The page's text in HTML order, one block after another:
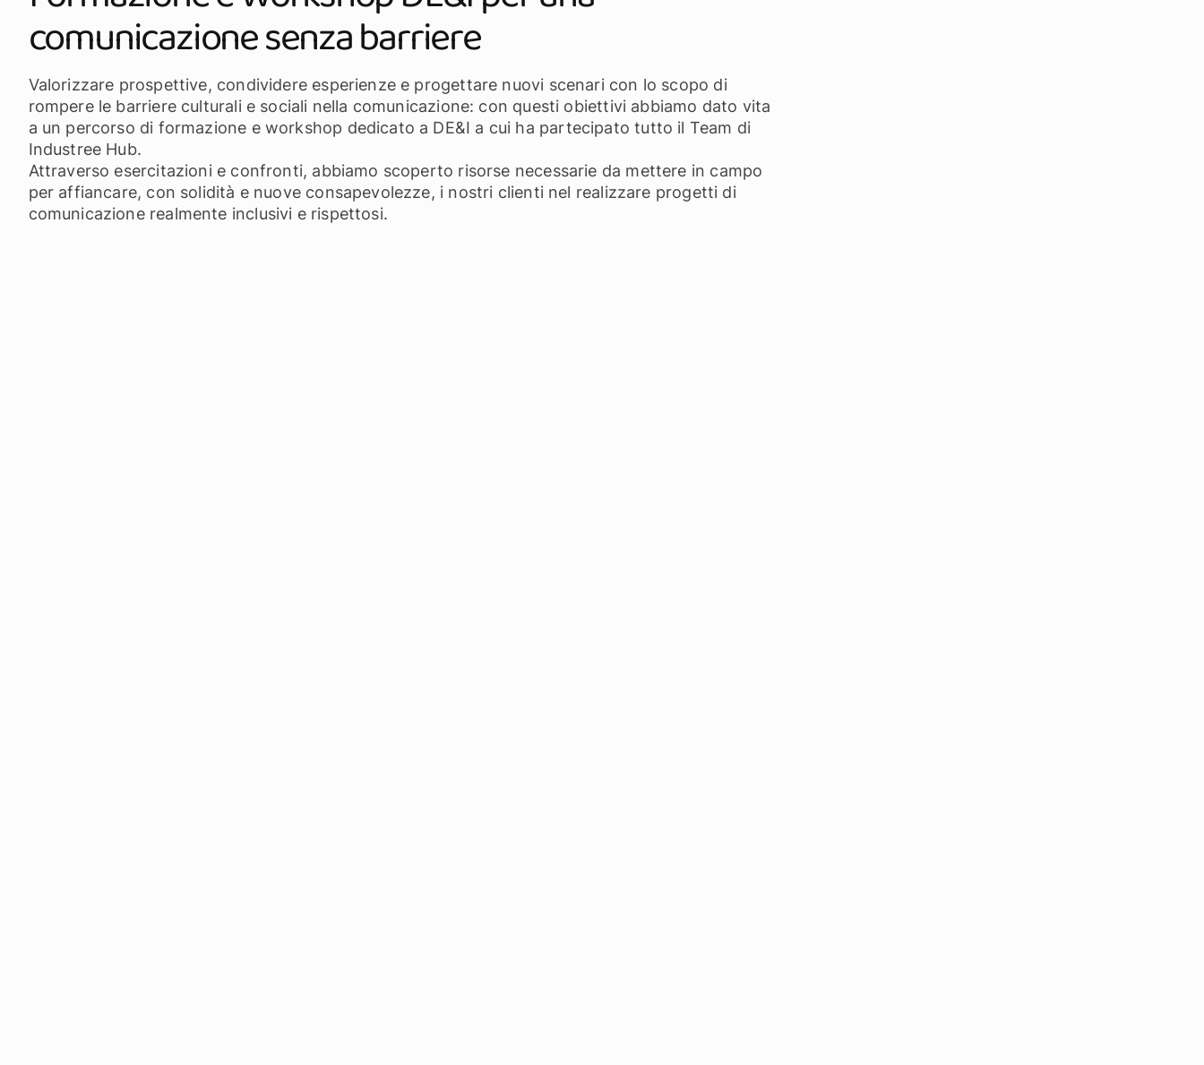
comunicazione senza barriere
Valorizzare prospettive, condividere esperienze e progettare nuovi scenari con lo scopo di
rompere le barriere culturali e sociali nella comunicazione: con questi obiettivi abbiamo dato vita
a un percorso di formazione e workshop dedicato a DE&I a cui ha partecipato tutto il Team di
Industree Hub.
Attraverso esercitazioni e confronti, abbiamo scoperto risorse necessarie da mettere in campo
per affiancare, con solidità e nuove consapevolezze, i nostri clienti nel realizzare progetti di
comunicazione realmente inclusivi e rispettosi.